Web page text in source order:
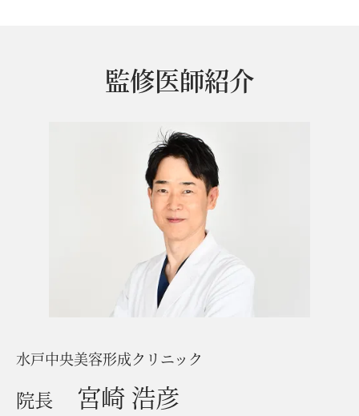
監修医師紹介
水戸中央美容形成クリニック
院長 宮崎 浩彦